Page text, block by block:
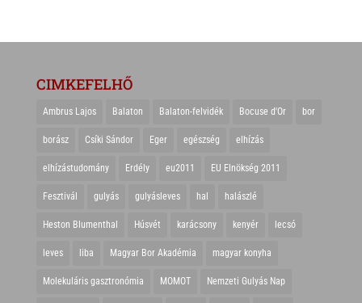
CIMKEFELHŐ
Ambrus Lajos Balaton Balaton-felvidék Bocuse d'Or bor
borász Csíki Sándor Eger egészség elhízás
elhízástudomány Erdély eu2011 EU Elnökség 2011
Fesztivál gulyás gulyásleves hal halászlé
Heston Blumenthal Húsvét karácsony kenyér lecsó
leves liba Magyar Bor Akadémia magyar konyha
Molekuláris gasztronómia MOMOT Nemzeti Gulyás Nap